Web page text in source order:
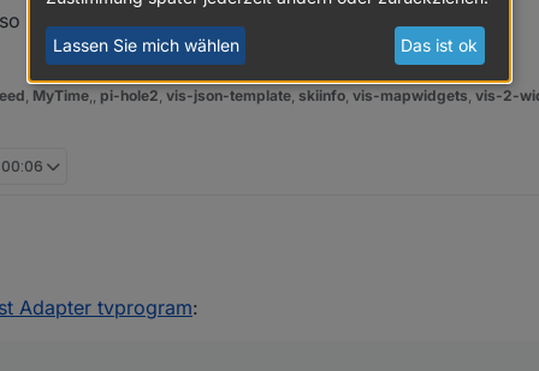
sieht es bei mir aus
, MyTime,, pi-hole2, vis-json-template, skiinfo, vis-mapwidgets, vis-2-
00:06
längere Zeit nicht posten, Forenfehler...
Adapter tvprogram:
Lassen Sie mich wählen Das ist ok